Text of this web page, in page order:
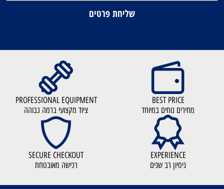
BEST PRICE
מחירים נוחים במיוחד
PROFESSIONAL EQUIPMENT
ציוד מקצועי ברמה גבוהה
EXPERIENCE
ניסיון רב שנים
SECURE CHECKOUT
רכישה מאובטחת